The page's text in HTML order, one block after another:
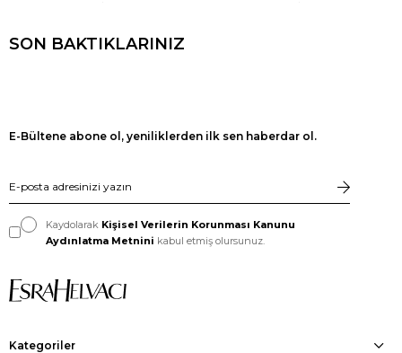
SON BAKTIKLARINIZ
E-Bültene abone ol, yeniliklerden ilk sen haberdar ol.
Kaydolarak Kişisel Verilerin Korunması Kanunu
Aydınlatma Metnini kabul etmiş olursunuz.
Kategoriler